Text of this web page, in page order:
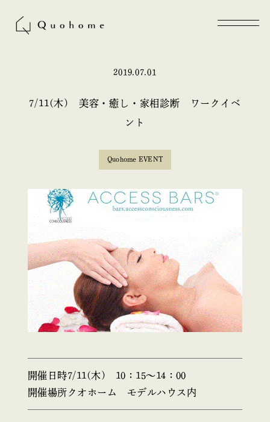
2019.07.01
7/11(木) 美容・癒し・家相診断 ワークイベ
ント
Quohome EVENT
開催日時7/11(木) 10：15～14：00
開催場所 クオホーム モデルハウス内